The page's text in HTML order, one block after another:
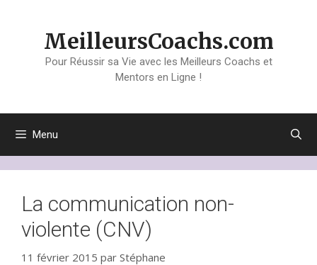
MeilleursCoachs.com
Pour Réussir sa Vie avec les Meilleurs Coachs et
Mentors en Ligne !
Menu
La communication non-
violente (CNV)
11 février 2015 par Stéphane